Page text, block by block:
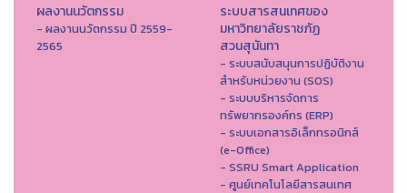
ผลงานนวัตกรรม
- ผลงานนวัตกรรม ปี 2559-
2565
ระบบสารสนเทศของ
มหาวิทยาลัยราชภัฏ
สวนสุนันทา
- ระบบสนับสนุนการปฏิบัติงาน
สำหรับหน่วยงาน (SOS)
- ระบบบริหารจัดการ
ทรัพยากรองค์กร (ERP)
- ระบบเอกสารอิเล็กทรอนิกส์
(e-Office)
- SSRU Smart Application
- ศูนย์เทคโนโลยีสารสนเทศ